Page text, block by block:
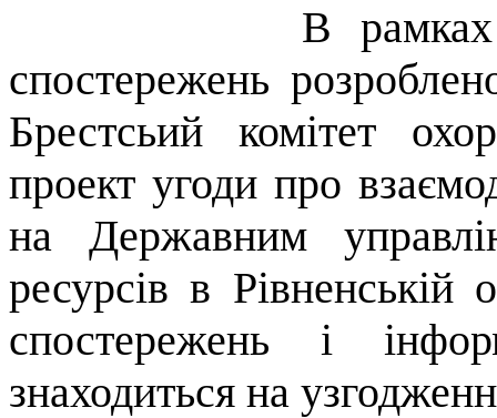
В рамках
спостережень
Брестсьий комітет
проект угоди про
на Державним
ресурсів в Рівненській
спостережень і
знаходиться на